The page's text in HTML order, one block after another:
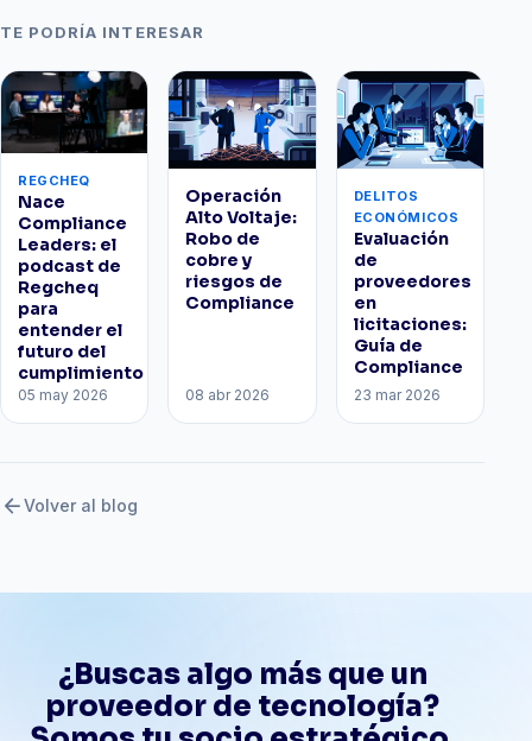
TE PODRÍA INTERESAR
REGCHEQ
Nace
Compliance
Leaders: el
podcast de
Regcheq
para
entender el
futuro del
cumplimiento
05 may 2026
Operación
Alto Voltaje:
Robo de
cobre y
riesgos de
Compliance
08 abr 2026
DELITOS
ECONÓMICOS
Evaluación
de
proveedores
en
licitaciones:
Guía de
Compliance
23 mar 2026
arrow_backVolver al blog
¿Buscas algo más que un
proveedor de tecnología?